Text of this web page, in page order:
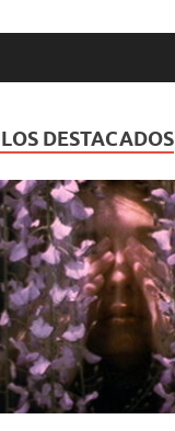
DESTACADOS